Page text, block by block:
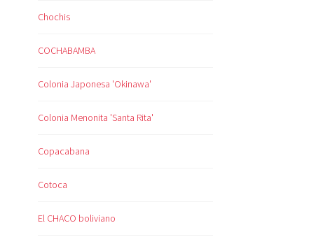
Chochis
COCHABAMBA
Colonia Japonesa 'Okinawa'
Colonia Menonita 'Santa Rita'
Copacabana
Cotoca
El CHACO boliviano